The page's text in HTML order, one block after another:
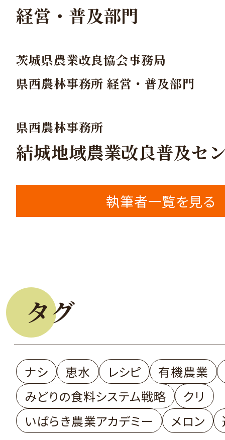
経営・普及部門
茨城県農業改良協会事務局
県西農林事務所 経営・普及部門
県西農林事務所
結城地域農業改良普及セ
執筆者一覧を見る
タグ
ナシ 恵水 レシピ
有機農業
みどりの食料システム戦略
クリ
いばらき農業アカデミー
メロン